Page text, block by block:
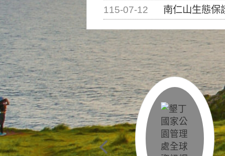
115-07-12
南仁山生態保護區步道已完成